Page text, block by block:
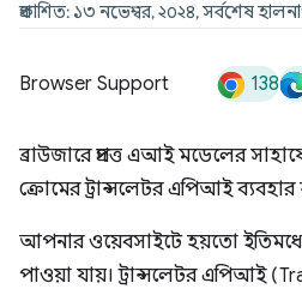
প্রকাশিত: ১৩ নভেম্বর, ২০২৪, সর্বশেষ
Browser Support 138
ব্রাউজারে প্রদত্ত এআই মডেলের
ক্রোমের ট্রান্সলেটর এপিআই
আপনার ওয়েবসাইটে হয়তো
পাওয়া যায়। ট্রান্সলেটর এপিআই